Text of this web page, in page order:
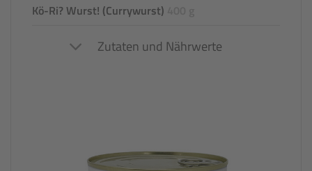
Kö-Ri? Wurst! (Currywurst)
Zutaten und Nährwerte